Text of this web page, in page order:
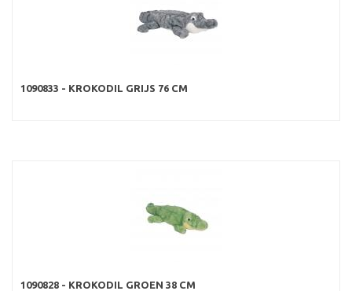
1090833 - KROKODIL GRIJS 76 CM
1090828 - KROKODIL GROEN 38 CM